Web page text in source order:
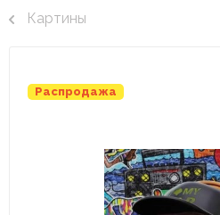
Картины
Распродажа